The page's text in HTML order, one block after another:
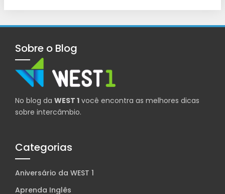
Sobre o Blog
No blog da WEST 1 você encontra as melhores dicas
sobre intercâmbio.
Categorias
Aniversário da WEST 1
Aprenda Inglês